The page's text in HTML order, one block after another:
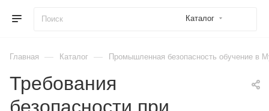
Каталог
Главная — Каталог — Промышленная безопасность обучение в
Требования